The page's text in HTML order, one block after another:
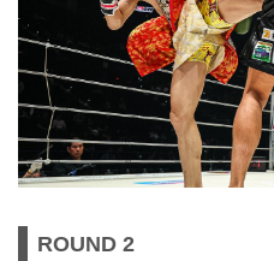
ROUND 2